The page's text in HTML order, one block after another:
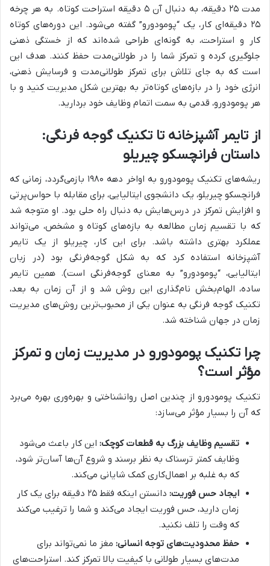
مدت ۲۵ دقیقه، به دنبال آن ۵ دقیقه استراحت کوتاه. به هر چرخه
۲۵ دقیقه‌ای کار، یک “پومودورو” گفته می‌شود. این دوره‌های کوتاه
کار و استراحت، به گونه‌ای طراحی شده‌اند که از خستگی ذهنی
جلوگیری کرده و تمرکز شما را در طولانی‌مدت حفظ کنند. هدف این
است که به جای تلاش برای تمرکز طولانی‌مدت و فرسایش ذهنی،
انرژی خود را در بازه‌های کوتاه‌تر به بهترین شکل مدیریت کنید و با
هر پومودورو، قدمی به سمت اتمام وظایف خود بردارید.
از تایمر آشپزخانه تا تکنیک گوجه فرنگی:
داستان فرانچسکو چیریلو
ریشه‌های تکنیک پومودورو به اواخر دهه ۱۹۸۰ بازمی‌گردد، زمانی که
فرانچسکو چیریلو، یک دانشجوی ایتالیایی، برای مقابله با حواس‌پرتی
و افزایش تمرکز در درس‌هایش به دنبال راه حلی بود. او متوجه شد
که با تقسیم زمان مطالعه به بازه‌های کوتاه و مشخص، می‌تواند
عملکرد بهتری داشته باشد. برای این کار، چیریلو از یک تایمر
آشپزخانه استفاده کرد که به شکل گوجه‌فرنگی بود (در زبان
ایتالیایی، “پومودورو” به معنای گوجه‌فرنگی است). همین تایمر
ساده، الهام‌بخش نام‌گذاری این روش شد و از آن زمان به بعد،
تکنیک گوجه فرنگی به عنوان یکی از محبوب‌ترین روش‌های مدیریت
زمان در جهان شناخته شد.
چرا تکنیک پومودورو در مدیریت زمان و تمرکز
مؤثر است؟
تکنیک پومودورو از چندین اصل روانشناختی و بهره‌وری بهره می‌برد
که آن را بسیار مؤثر می‌سازد:
تقسیم وظایف بزرگ به قطعات کوچک: این کار باعث می‌شود
وظایف کمتر ترسناک به نظر برسند و شروع آن‌ها آسان‌تر شود،
که به غلبه بر اهمال‌کاری کمک شایانی می‌کند.
ایجاد حس فوریت:
دانستن اینکه فقط ۲۵ دقیقه برای یک کار
زمان دارید، حس فوریت ایجاد می‌کند و شما را ترغیب می‌کند
که وقت را تلف نکنید.
حفظ محدودیت‌های توجه انسانی: مغز ما نمی‌تواند برای
مدت‌های بسیار طولانی با کیفیت بالا تمرکز کند. استراحت‌های